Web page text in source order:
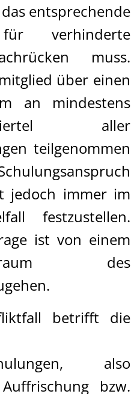
entsprechende
für verhinderte
muss.
über einen
an mindestens
aller
teilgenommen
jedoch immer im
festzustellen.
ist von einem
des
betrifft die
also
bzw.